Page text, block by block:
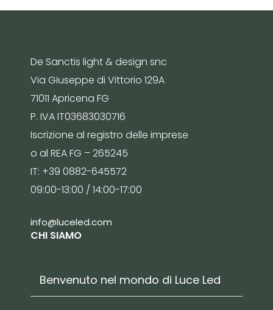
De Sanctis light & design snc
Via Giuseppe di Vittorio 129A
71011 Apricena FG
P. IVA IT03683030716
Iscrizione al registro delle imprese
o al REA FG – 265245
IT: +39 0882-645572
09:00-13:00 / 14:00-17:00
info@luceled.com
CHI SIAMO
Benvenuto nel mondo di Luce Led